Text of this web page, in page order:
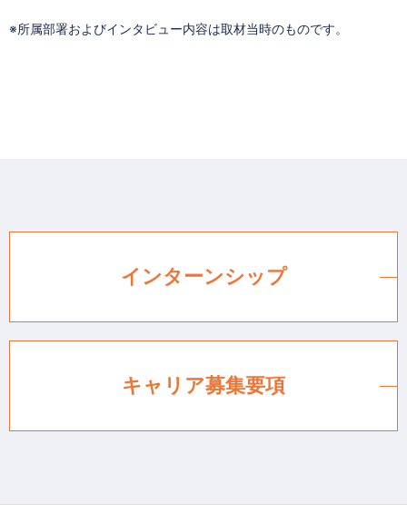
※所属部署およびインタビュー内容は取材当時のものです。
インターンシップ
キャリア募集要項